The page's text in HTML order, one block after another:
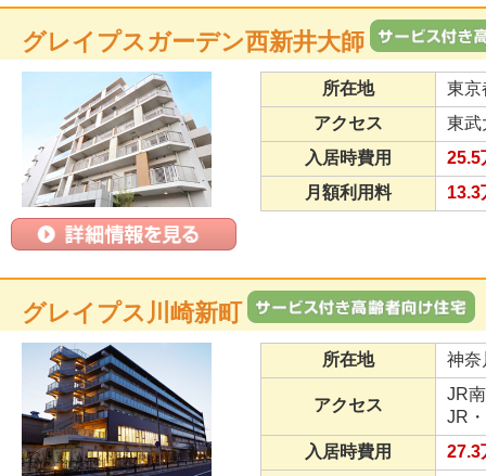
グレイプスガーデン西新井大師
所在地
東京
アクセス
東武
入居時費用
25.5
月額利用料
13.3
グレイプス川崎新町
所在地 神奈
アクセス
JR
JR
入居時費用
27.3